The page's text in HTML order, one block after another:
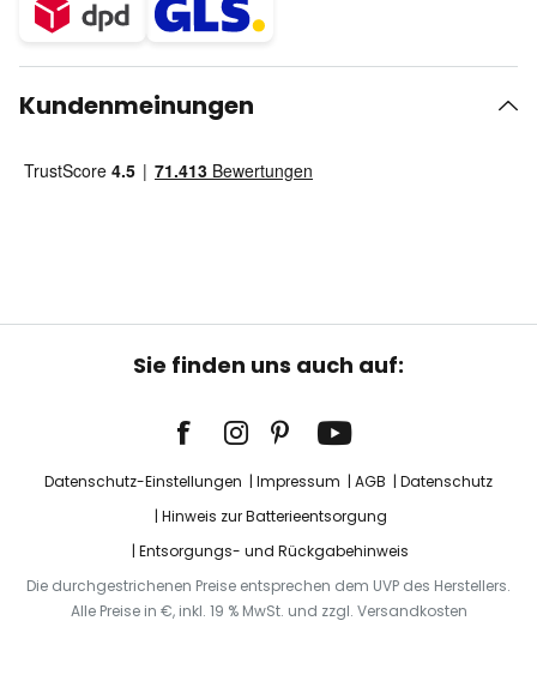
Kundenmeinungen
Sie finden uns auch auf:
Datenschutz-Einstellungen Impressum AGB
Datenschutz
Hinweis zur Batterieentsorgung
Entsorgungs- und Rückgabehinweis
Die durchgestrichenen Preise entsprechen dem UVP des Herstellers.
Alle Preise in €, inkl. 19 % MwSt. und zzgl. Versandkosten